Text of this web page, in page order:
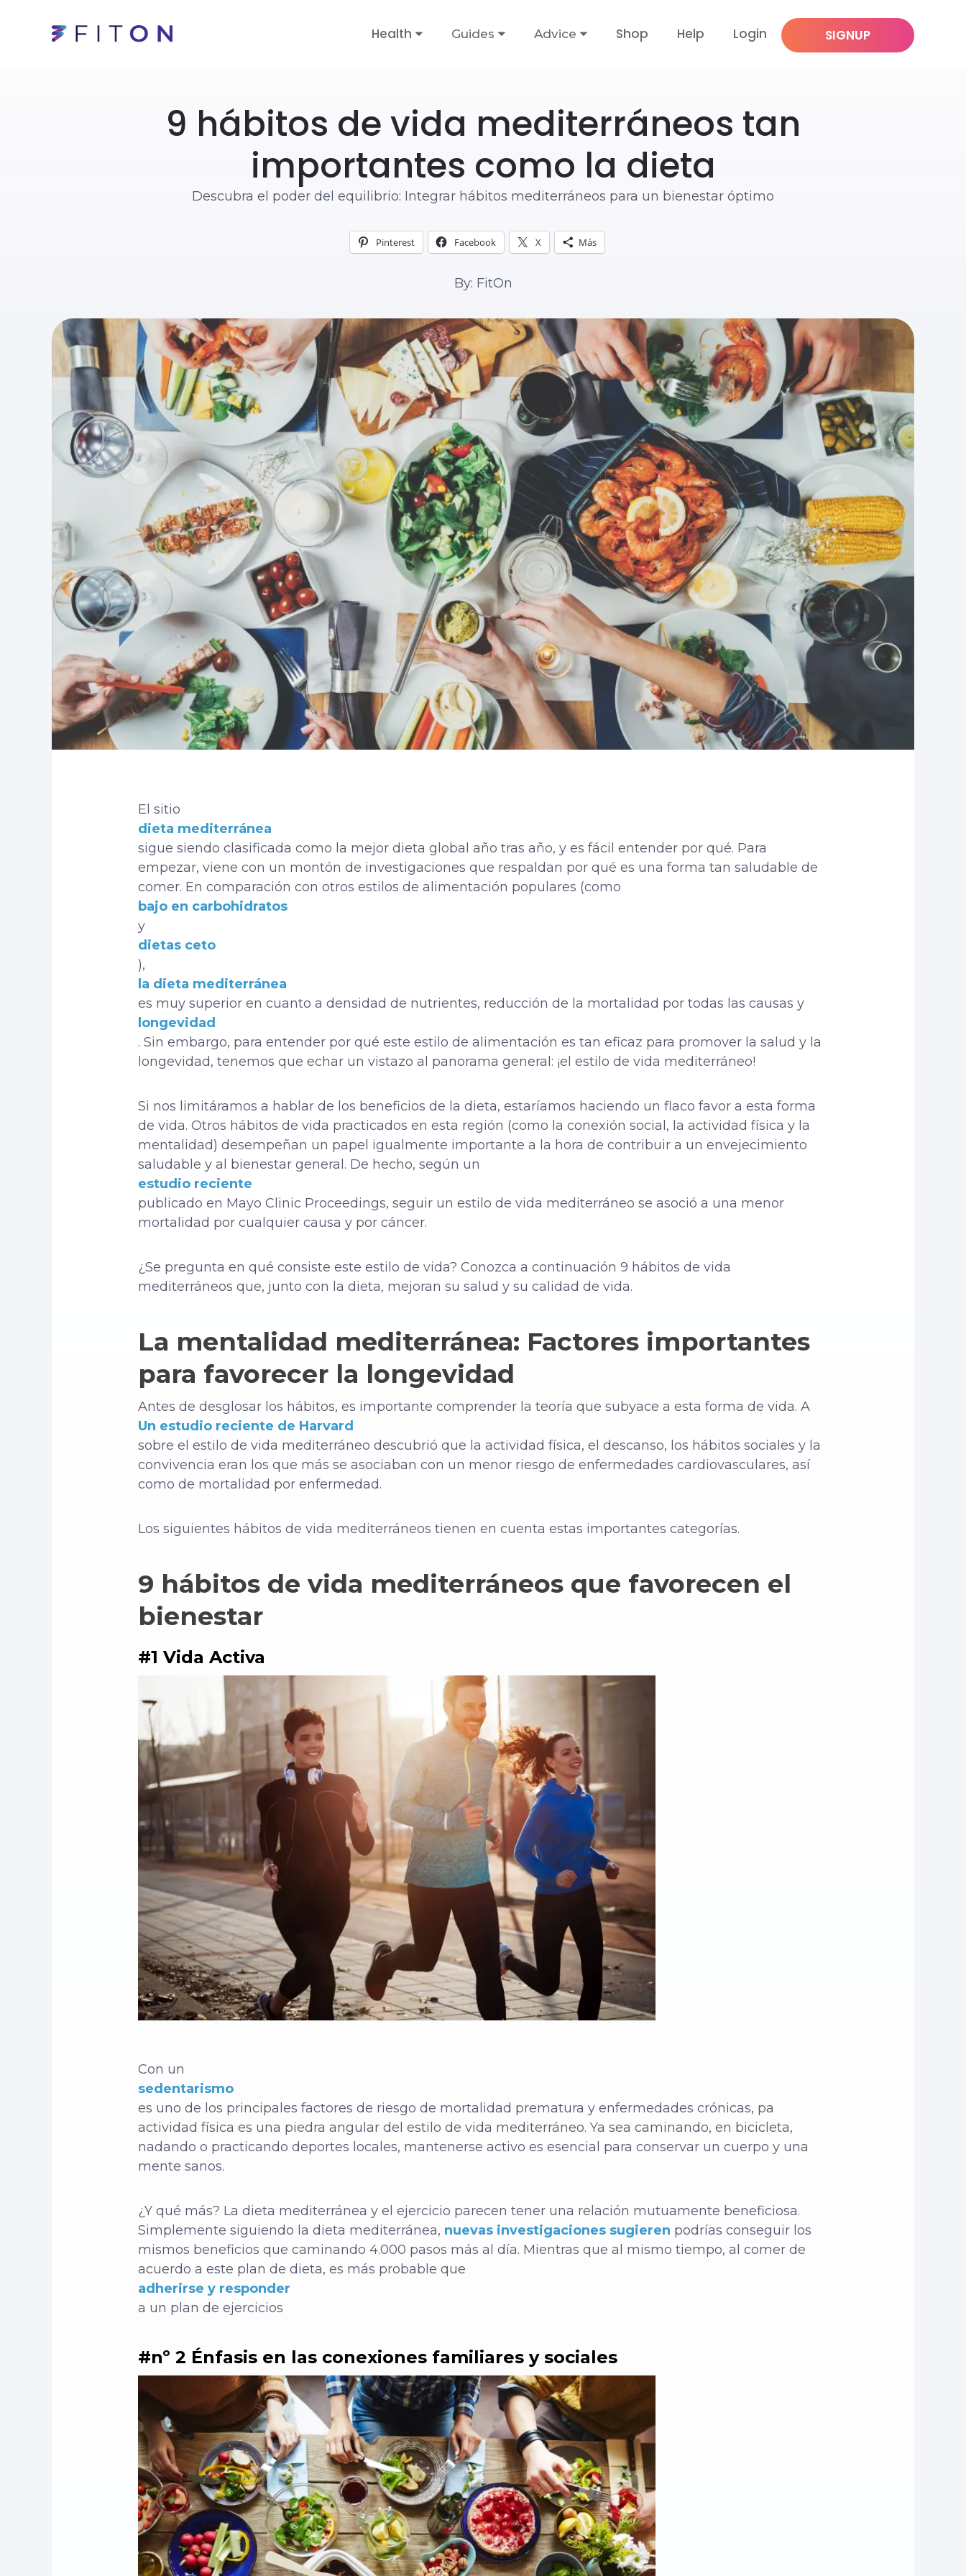
Health Guides Advice Shop Help Login SIGNUP
9 hábitos de vida mediterráneos tan
importantes como la dieta
Descubra el poder del equilibrio: Integrar hábitos mediterráneos para un bienestar óptimo
Pinterest Facebook X Más
By: FitOn
El sitio
dieta mediterránea
sigue siendo clasificada como la mejor dieta global año tras año, y es fácil entender por qué. Para
empezar, viene con un montón de investigaciones que respaldan por qué es una forma tan saludable de
comer. En comparación con otros estilos de alimentación populares (como
bajo en carbohidratos
y
dietas ceto
),
la dieta mediterránea
es muy superior en cuanto a densidad de nutrientes, reducción de la mortalidad por todas las causas y
longevidad
. Sin embargo, para entender por qué este estilo de alimentación es tan eficaz para promover la salud y la
longevidad, tenemos que echar un vistazo al panorama general: ¡el estilo de vida mediterráneo!
Si nos limitáramos a hablar de los beneficios de la dieta, estaríamos haciendo un flaco favor a esta forma
de vida. Otros hábitos de vida practicados en esta región (como la conexión social, la actividad física y la
mentalidad) desempeñan un papel igualmente importante a la hora de contribuir a un envejecimiento
saludable y al bienestar general. De hecho, según un
estudio reciente
publicado en Mayo Clinic Proceedings, seguir un estilo de vida mediterráneo se asoció a una menor
mortalidad por cualquier causa y por cáncer.
¿Se pregunta en qué consiste este estilo de vida? Conozca a continuación 9 hábitos de vida
mediterráneos que, junto con la dieta, mejoran su salud y su calidad de vida.
La mentalidad mediterránea: Factores importantes
para favorecer la longevidad
Antes de desglosar los hábitos, es importante comprender la teoría que subyace a esta forma de vida. A
Un estudio reciente de Harvard
sobre el estilo de vida mediterráneo descubrió que la actividad física, el descanso, los hábitos sociales y la
convivencia eran los que más se asociaban con un menor riesgo de enfermedades cardiovasculares, así
como de mortalidad por enfermedad.
Los siguientes hábitos de vida mediterráneos tienen en cuenta estas importantes categorías.
9 hábitos de vida mediterráneos que favorecen el
bienestar
#1 Vida Activa
Con un
sedentarismo
es uno de los principales factores de riesgo de mortalidad prematura y enfermedades crónicas, pa
actividad física es una piedra angular del estilo de vida mediterráneo. Ya sea caminando, en bicicleta,
nadando o practicando deportes locales, mantenerse activo es esencial para conservar un cuerpo y una
mente sanos.
¿Y qué más? La dieta mediterránea y el ejercicio parecen tener una relación mutuamente beneficiosa.
Simplemente siguiendo la dieta mediterránea, nuevas investigaciones sugieren podrías conseguir los
mismos beneficios que caminando 4.000 pasos más al día. Mientras que al mismo tiempo, al comer de
acuerdo a este plan de dieta, es más probable que
adherirse y responder
a un plan de ejercicios
#nº 2 Énfasis en las conexiones familiares y sociales